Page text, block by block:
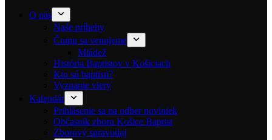
O nás
Naše príbehy
Čomu sa venujeme
Mládež
História Baptistov v Košiciach
Kto sú baptisti?
Vyznanie viery
Kalendár
Prihlásenie sa na odber noviniek
Občasník zboru Košice Baptist
Zborový spravodaj